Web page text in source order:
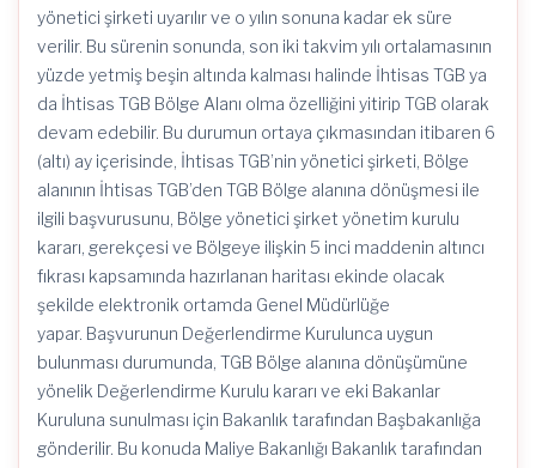
yönetici şirketi uyarılır ve o yılın sonuna kadar ek süre
verilir. Bu sürenin sonunda, son iki takvim yılı ortalamasının
yüzde yetmiş beşin altında kalması halinde İhtisas TGB ya
da İhtisas TGB Bölge Alanı olma özelliğini yitirip TGB olarak
devam edebilir. Bu durumun ortaya çıkmasından itibaren 6
(altı) ay içerisinde, İhtisas TGB’nin yönetici şirketi, Bölge
alanının İhtisas TGB’den TGB Bölge alanına dönüşmesi ile
ilgili başvurusunu, Bölge yönetici şirket yönetim kurulu
kararı, gerekçesi ve Bölgeye ilişkin 5 inci maddenin altıncı
fıkrası kapsamında hazırlanan haritası ekinde olacak
şekilde elektronik ortamda Genel Müdürlüğe
yapar. Başvurunun Değerlendirme Kurulunca uygun
bulunması durumunda, TGB Bölge alanına dönüşümüne
yönelik Değerlendirme Kurulu kararı ve eki Bakanlar
Kuruluna sunulması için Bakanlık tarafından Başbakanlığa
gönderilir. Bu konuda Maliye Bakanlığı Bakanlık tarafından